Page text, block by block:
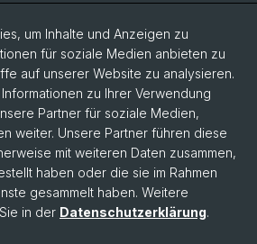
Blog
um Inhalte und Anzeigen zu
für soziale Medien anbieten zu
auf unserer Website zu analysieren.
zu Ihrer Verwendung
Partner für soziale Medien,
weiter. Unsere Partner führen diese
mit weiteren Daten zusammen,
haben oder die sie im Rahmen
gesammelt haben. Weitere
in der Datenschutzerklärung.